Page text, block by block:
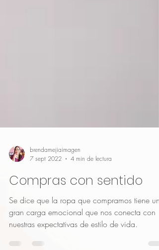
7 sept 2022
4 min de lectura
Compras con sentido
Se dice que la ropa que compramos tiene una
gran carga emocional que nos conecta con
nuestras expectativas de estilo de vida.